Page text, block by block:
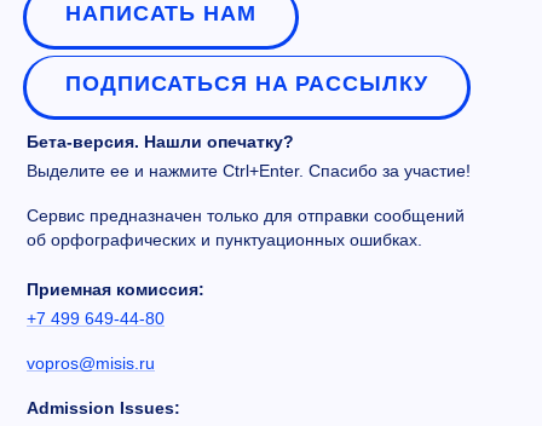
НАПИСАТЬ НАМ
ПОДПИСАТЬСЯ НА РАССЫЛКУ
Бета-версия. Нашли опечатку?
Выделите ее и нажмите Ctrl+Enter. Спасибо за участие!
Сервис предназначен только для отправки сообщений
об орфографических и пунктуационных ошибках.
Приемная комиссия:
+7 499 649-44-80
vopros@misis.ru
Admission Issues: